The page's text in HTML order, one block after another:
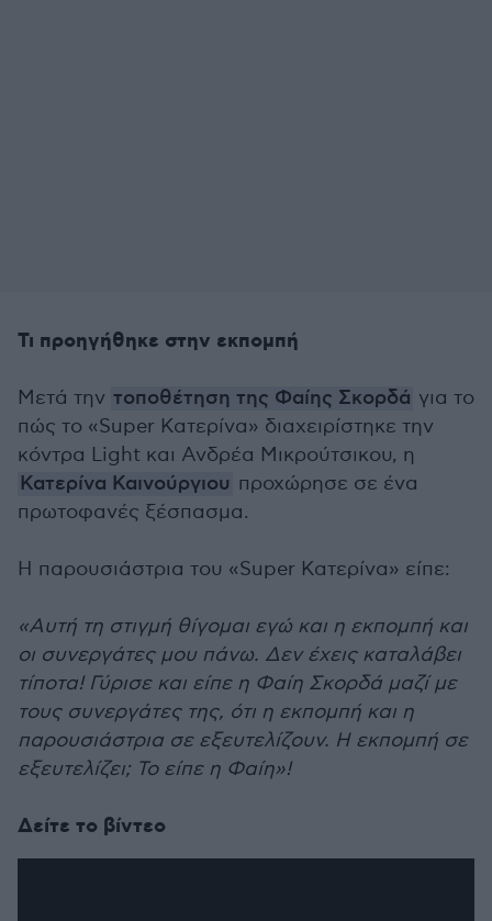
Τι προηγήθηκε στην εκπομπή
Μετά την τοποθέτηση της Φαίης Σκορδά για το
πώς το «Super Κατερίνα» διαχειρίστηκε την
κόντρα Light και Ανδρέα Μικρούτσικου, η
Κατερίνα Καινούργιου προχώρησε σε ένα
πρωτοφανές ξέσπασμα.
Η παρουσιάστρια του «Super Κατερίνα» είπε:
«Αυτή τη στιγμή θίγομαι εγώ και η εκπομπή και
οι συνεργάτες μου πάνω. Δεν έχεις καταλάβει
τίποτα! Γύρισε και είπε η Φαίη Σκορδά μαζί με
τους συνεργάτες της, ότι η εκπομπή και η
παρουσιάστρια σε εξευτελίζουν. Η εκπομπή σε
εξευτελίζει; Το είπε η Φαίη»!
Δείτε το βίντεο